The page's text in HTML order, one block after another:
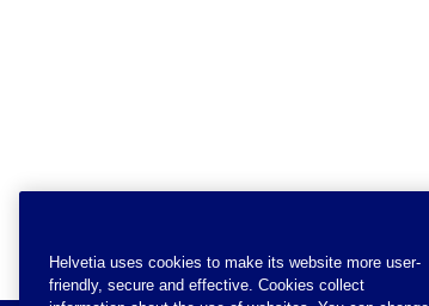
Helvetia uses cookies to make its website more user-
friendly, secure and effective. Cookies collect